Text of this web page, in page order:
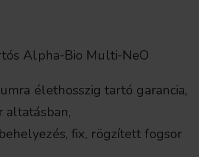
Alpha-Bio Multi-NeO
élethosszig tartó garancia,
altatásban,
fix, rögzített fogsor